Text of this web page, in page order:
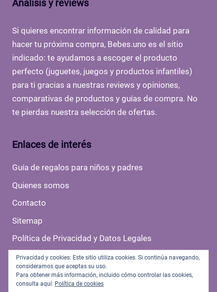
Privacidad y cookies: Este sitio utiliza cookies. Si continúa navegando,
consideramos que aceptas su uso.
Para obtener más información, incluido cómo controlar las cookies,
consulta aquí: Política de cookies
Análisis y reviews
Si quieres encontrar información de calidad para
hacer tu próxima compra, Bebes.uno es el sitio
indicado: te ayudamos a escoger el producto
perfecto (juguetes, juegos y productos infantiles)
para ti gracias a nuestras reviews y opiniones,
comparativas de productos y guías de compra. No
te pierdas nuestra selección de ofertas.
Enlaces de interés
Guía de regalos para niños y padres
Quienes somos
Contacto
Sitemap
Política de Privacidad y Datos Legales
Politica de Cookies